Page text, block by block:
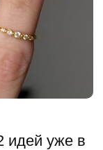
идей уже в